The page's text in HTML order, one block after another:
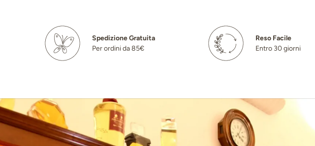
Spedizione Gratuita
Per ordini da 85€
Reso Facile
Entro 30 giorni